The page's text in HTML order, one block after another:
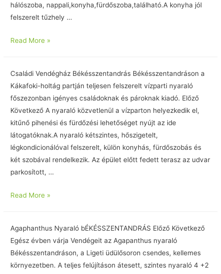
hálószoba, nappali,konyha,fürdőszoba,található.A konyha jól
felszerelt tűzhely …
Read More »
Családi Vendégház Békésszentandrás Békésszentandráson a
Kákafoki-holtág partján teljesen felszerelt vízparti nyaraló
főszezonban igényes családoknak és pároknak kiadó. Előző
Következő A nyaraló közvetlenül a vízparton helyezkedik el,
kitűnő pihenési és fürdőzési lehetőséget nyújt az ide
látogatóknak.A nyaraló kétszintes, hőszigetelt,
légkondicionálóval felszerelt, külön konyhás, fürdőszobás és
két szobával rendelkezik. Az épület előtt fedett terasz az udvar
parkosított, …
Read More »
Agaphanthus Nyaraló bÉKÉSSZENTANDRÁS Előző Következő
Egész évben várja Vendégeit az Agapanthus nyaraló
Békésszentandráson, a Ligeti üdülősoron csendes, kellemes
környezetben. A teljes felújításon átesett, szintes nyaraló 4 +2